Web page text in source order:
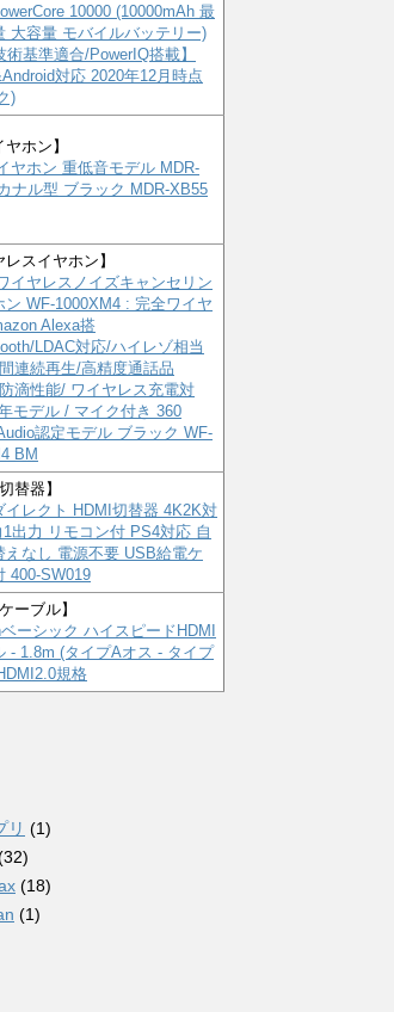
10000 (10000mAh 最
大容量 モバイルバッテリー)
術基準適合/PowerIQ搭載】
対応 2020年12月時点
)
ヤホン】
ヤホン 重低音モデル MDR-
ナル型 ブラック MDR-XB55
レスイヤホン】
イヤレスノイズキャンセリン
ン WF-1000XM4 : 完全ワイヤ
Alexa搭
LDAC対応/ハイレゾ相当
連続再生/高精度通話品
滴性能/ ワイヤレス充電対
モデル / マイク付き 360
認定モデル ブラック WF-
BM
替器】
イレクト HDMI切替器 4K2K対
1出力 リモコン付 PS4対応 自
えなし 電源不要 USB給電ケ
400-SW019
ーブル】
ーシック ハイスピードHDMI
- 1.8m (タイプAオス - タイプ
規格
リ (1)
(18)
(1)